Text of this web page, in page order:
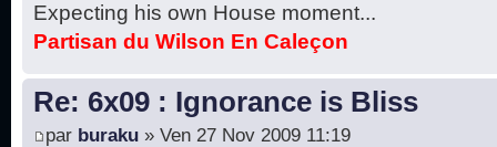
Expecting his own House moment...
Partisan du Wilson En Caleçon
Re: 6x09 : Ignorance is Bliss
par buraku » Ven 27 Nov 2009 11:19